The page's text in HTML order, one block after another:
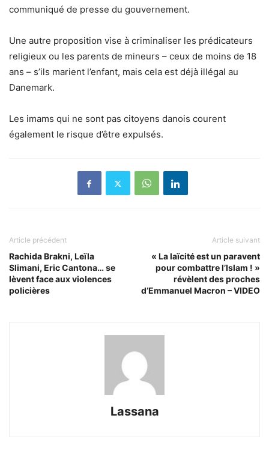
communiqué de presse du gouvernement.
Une autre proposition vise à criminaliser les prédicateurs
religieux ou les parents de mineurs – ceux de moins de 18
ans – s’ils marient l’enfant, mais cela est déjà illégal au
Danemark.
Les imams qui ne sont pas citoyens danois courent
également le risque d’être expulsés.
Article précédent
Rachida Brakni, Leïla
Slimani, Eric Cantona… se
lèvent face aux violences
policières
Article suivant
« La laïcité est un paravent
pour combattre l’Islam ! »
révèlent des proches
d’Emmanuel Macron – VIDEO
Lassana